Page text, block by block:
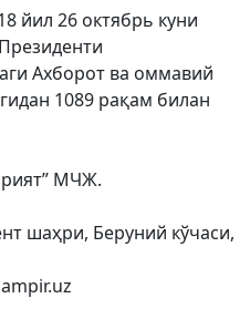
йил 26 октябрь куни
Ахборот ва оммавий
1089 рақам билан
МЧЖ.
шаҳри, Беруний кўчаси,